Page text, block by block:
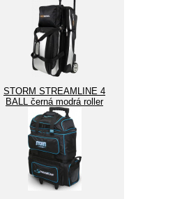
STORM STREAMLINE 4
BALL černá modrá roller